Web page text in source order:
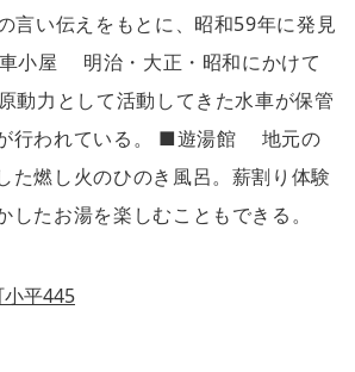
言い伝えをもとに、昭和59年に発見
小屋 明治・大正・昭和にかけて
動力として活動してきた水車が保管
行われている。 ■遊湯館 地元の
た燃し火のひのき風呂。薪割り体験
したお湯を楽しむこともできる。
平445